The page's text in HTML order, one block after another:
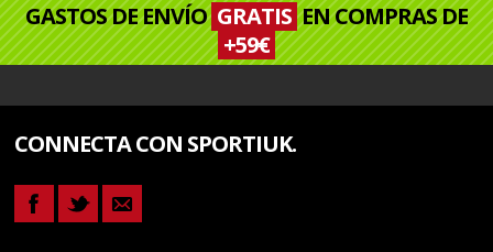
GASTOS DE ENVÍO GRATISEN COMPRAS DE
+59€
CONNECTA CON SPORTIUK.